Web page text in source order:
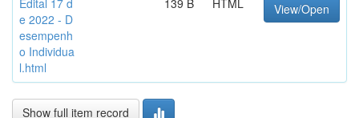
Edital 17 d
e 2022 - D
esempenh
o Individua
l.html
139 B HTML View/Open
Show full item record